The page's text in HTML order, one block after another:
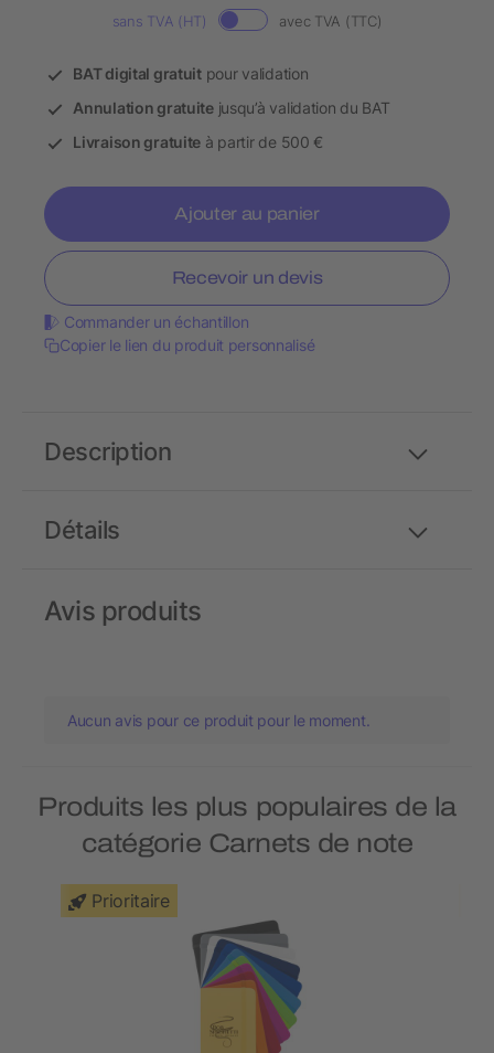
sans TVA (HT) avec TVA (TTC)
BAT digital gratuitpour validation
Annulation gratuitejusqu’à validation du BAT
Livraison gratuite à partir de 500 €
Ajouter au panier
Recevoir un devis
Commander un échantillon
Copier le lien du produit personnalisé
Détails
Description
Avis produits
Aucun avis pour ce produit pour le moment.
Produits les plus populaires de la
catégorie Carnets de note
Prioritaire